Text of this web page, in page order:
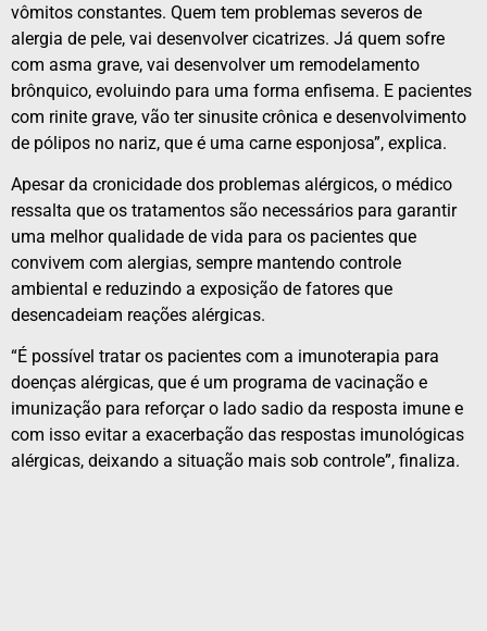
vômitos constantes. Quem tem problemas severos de
alergia de pele, vai desenvolver cicatrizes. Já quem sofre
com asma grave, vai desenvolver um remodelamento
brônquico, evoluindo para uma forma enfisema. E pacientes
com rinite grave, vão ter sinusite crônica e desenvolvimento
de pólipos no nariz, que é uma carne esponjosa”, explica.
Apesar da cronicidade dos problemas alérgicos, o médico
ressalta que os tratamentos são necessários para garantir
uma melhor qualidade de vida para os pacientes que
convivem com alergias, sempre mantendo controle
ambiental e reduzindo a exposição de fatores que
desencadeiam reações alérgicas.
“É possível tratar os pacientes com a imunoterapia para
doenças alérgicas, que é um programa de vacinação e
imunização para reforçar o lado sadio da resposta imune e
com isso evitar a exacerbação das respostas imunológicas
alérgicas, deixando a situação mais sob controle”, finaliza.